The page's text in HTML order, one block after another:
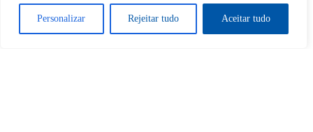
Personalizar Rejeitar tudo Aceitar tudo